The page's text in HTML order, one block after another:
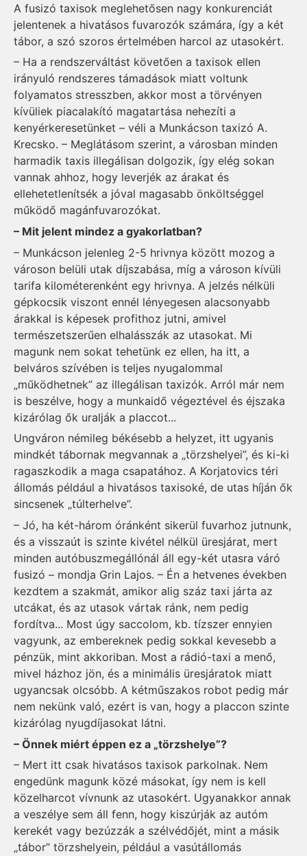
A fusizó taxisok meglehetősen nagy konkurenciát
jelentenek a hivatásos fuvarozók számára, így a két
tábor, a szó szoros értelmében harcol az utasokért.
– Ha a rendszerváltást követően a taxisok ellen
irányuló rendszeres támadások miatt voltunk
folyamatos stres­szben, akkor most a törvényen
kívüliek piacalakító magatartása nehezíti a
kenyérkeresetünket – véli a Munkácson taxizó A.
Krecsko. – Meglátásom szerint, a városban minden
harmadik taxis illegálisan dolgozik, így elég sokan
vannak ahhoz, hogy leverjék az árakat és
ellehetetlenítsék a jóval magasabb önköltséggel
működő magánfuvarozókat.
– Mit jelent mindez a gyakorlatban?
– Mun­­­kácson jelenleg 2-5 hriv­nya között mozog a
városon belüli utak díjszabása, míg a városon kívüli
tarifa kilométerenként egy hriv­­nya. A jelzés nélküli
gépkocsik viszont ennél lényegesen alacsonyabb
árak­kal is képesek profithoz jutni, amivel
természetszerűen elhalásszák az utasokat. Mi
magunk nem sokat tehetünk ez ellen, ha itt, a
belváros szívében is teljes nyugalommal
„működhetnek” az illegálisan taxizók. Arról már nem
is beszélve, hogy a munkaidő végeztével és éjszaka
kizárólag ők uralják a placcot...
Ungváron némileg békésebb a helyzet, itt ugyanis
mindkét tábornak megvannak a „törzshelyei”, és ki-ki
ragaszkodik a maga csapatához. A Korjatovics téri
állomás például a hivatásos taxisoké, de utas híján ők
sincsenek „túlterhelve”.
– Jó, ha két-három óránként sikerül fuvarhoz jutnunk,
és a visszaút is szinte kivétel nélkül üresjárat, mert
minden autóbuszmegállónál áll egy-két utasra váró
fusizó – mondja Grin Lajos. – Én a hetvenes években
kezdtem a szakmát, amikor alig száz taxi járta az
utcákat, és az utasok vártak ránk, nem pedig
fordítva... Most úgy saccolom, kb. tízszer ennyien
vagyunk, az embereknek pedig sokkal kevesebb a
pénzük, mint akkoriban. Most a rádió-taxi a menő,
mivel házhoz jön, és a minimális üresjáratok miatt
ugyancsak olcsóbb. A kétműszakos robot pedig már
nem nekünk való, ezért is van, hogy a placcon szinte
kizárólag nyugdíjasokat látni.
– Önnek miért éppen ez a „törzshelye”?
– Mert itt csak hivatásos taxisok parkolnak. Nem
engedünk magunk közé másokat, így nem is kell
közelharcot vívnunk az utasokért. Ugyanakkor annak
a veszélye sem áll fenn, hogy kiszúrják az autóm
kerekét vagy bezúzzák a szélvédőjét, mint a másik
„tábor” törzshelyein, például a vasútállomás